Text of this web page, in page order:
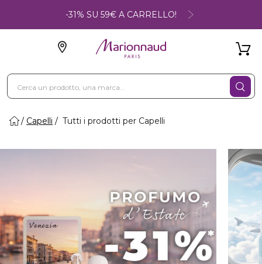
-31% SU 59€ A CARRELLO!
Capelli Tutti i prodotti per Capelli